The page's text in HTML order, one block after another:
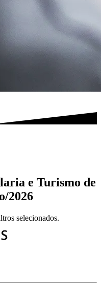
e Turismo de
2026
selecionados.